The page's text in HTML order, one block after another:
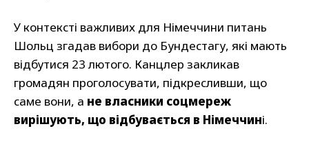
У контексті важливих для Німеччини питань
Шольц згадав вибори до Бундестагу, які мають
відбутися 23 лютого. Канцлер закликав
громадян проголосувати, підкресливши, що
саме вони, а не власники соцмереж
вирішують, що відбувається в Німеччині.